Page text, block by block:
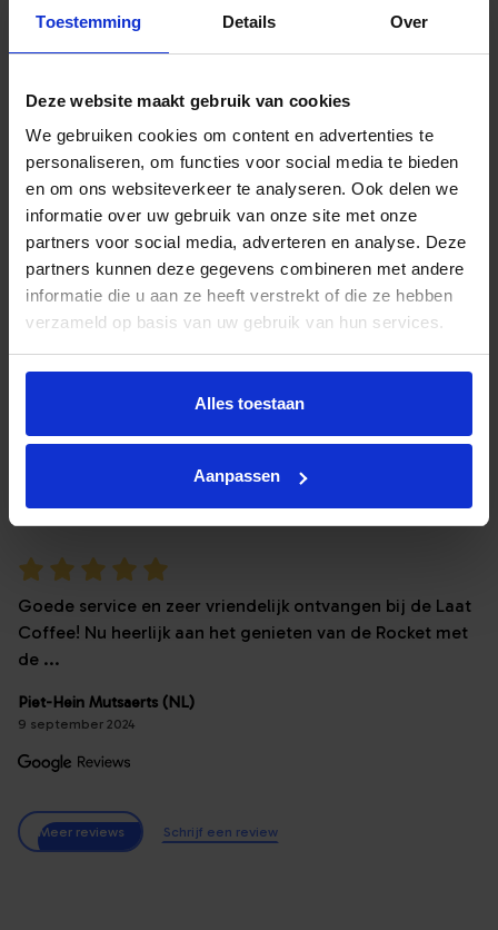
Toestemming Details Over
Deze website maakt gebruik van cookies
We gebruiken cookies om content en advertenties te
personaliseren, om functies voor social media te bieden
en om ons websiteverkeer te analyseren. Ook delen we
informatie over uw gebruik van onze site met onze
partners voor social media, adverteren en analyse. Deze
partners kunnen deze gegevens combineren met andere
informatie die u aan ze heeft verstrekt of die ze hebben
verzameld op basis van uw gebruik van hun services.
Alles toestaan
Aanpassen
hartelijk ontvangen. Ik kreeg een heerlijke kop koffie
aangeboden ...
Daan Wijngaard
9 november 2024
korte spontane rondleiding gaf en met goed advies naar
Astrid ThvE
Goede service en zeer vriendelijk ontvangen bij de Laat
Coffee! Nu heerlijk aan het genieten van de Rocket met
de ...
Piet-Hein Mutsaerts (NL)
9 september 2024
Meer reviews Schrijf een review